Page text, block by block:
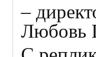
–
Любовь